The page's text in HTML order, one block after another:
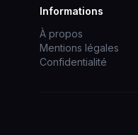
Informations
À propos
Mentions légales
Confidentialité